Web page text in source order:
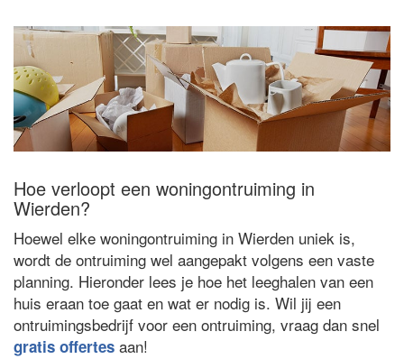
Hoe verloopt een woningontruiming in
Wierden?
Hoewel elke woningontruiming in Wierden uniek is,
wordt de ontruiming wel aangepakt volgens een vaste
planning. Hieronder lees je hoe het leeghalen van een
huis eraan toe gaat en wat er nodig is. Wil jij een
ontruimingsbedrijf voor een ontruiming, vraag dan snel
gratis offertes aan!